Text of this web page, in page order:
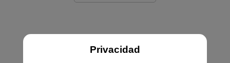
Privacidad